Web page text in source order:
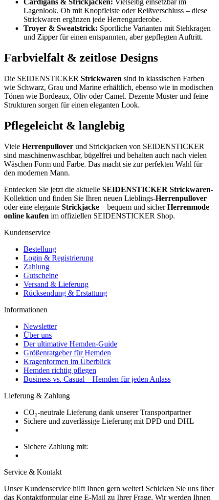
Cardigans & Strickjacken: Vielseitig einsetzbar im
Lagenlook. Ob mit Knopfleiste oder Reißverschluss – diese
Strickwaren ergänzen jede Herrengarderobe.
Troyer & Sweatstrick: Sportliche Varianten mit Stehkragen
und Zipper für einen entspannten, aber gepflegten Auftritt.
Farbvielfalt & zeitlose Designs
Die SEIDENSTICKER Strickwaren sind in klassischen Farben
wie Schwarz, Grau und Marine erhältlich, ebenso wie in modischen
Tönen wie Bordeaux, Oliv oder Camel. Dezente Muster und feine
Strukturen sorgen für einen eleganten Look.
Pflegeleicht & langlebig
Viele Herrenpullover und Strickjacken von SEIDENSTICKER
sind maschinenwaschbar, bügelfrei und behalten auch nach vielen
Wäschen Form und Farbe. Das macht sie zur perfekten Wahl für
den modernen Mann.
Entdecken Sie jetzt die aktuelle SEIDENSTICKER Strickwaren-
Kollektion und finden Sie Ihren neuen Lieblings-Herrenpullover
oder eine elegante Strickjacke – bequem und sicherHerrenmode
online kaufen im offiziellen SEIDENSTICKER Shop.
Kundenservice
Bestellung
Login & Registrierung
Zahlung
Gutscheine
Versand & Lieferung
Rücksendung & Erstattung
Informationen
Newsletter
Über uns
Der ultimative Hemden-Guide
Größenratgeber für Hemden
Kragenformen im Überblick
Hemden richtig pflegen
Business vs. Casual – Hemden für jeden Anlass
Lieferung & Zahlung
CO₂-neutrale Lieferung dank unserer Transportpartner
Sichere und zuverlässige Lieferung mit DPD und DHL
Sichere Zahlung mit:
Service & Kontakt
Unser Kundenservice hilft Ihnen gern weiter! Schicken Sie uns über
das Kontaktformular eine E-Mail zu Ihrer Frage. Wir werden Ihnen